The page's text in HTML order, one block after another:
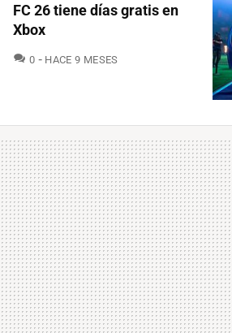
FC 26 tiene días gratis en
Xbox
0 COMENTARIOS
HACE 9 MESES